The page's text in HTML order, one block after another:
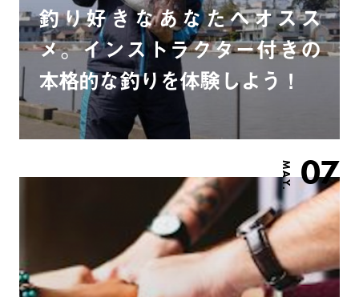
釣り好きなあなたへオスス
メ。インストラクター付きの
本格的な釣りを体験しよう！
MAY. 07